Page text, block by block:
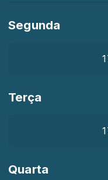
Segunda
Terça
Quarta